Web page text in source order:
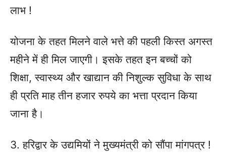
लाभ !
योजना के तहत मिलने वाले भत्ते की पहली किस्त अगस्त
महीने में ही मिल जाएगी। इसके तहत इन बच्चों को
शिक्षा, स्वास्थ्य और खाद्यान की निशुल्क सुविधा के साथ
ही प्रति माह तीन हजार रुपये का भत्ता प्रदान किया
जाना है।
3. हरिद्वार के उद्यमियों ने मुख्यमंत्री को सौंपा मांगपत्र !